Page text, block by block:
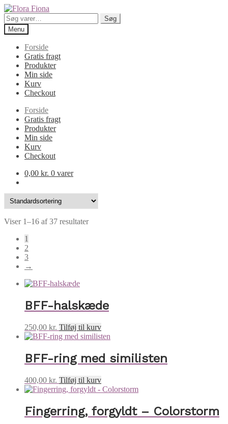
Spring
til
navigation
Spring
til
indhold
Søg
efter:
Søg
Menu
Forside
Gratis fragt
Produkter
Min side
Kurv
Checkout
Forside
Gratis fragt
Produkter
Min side
Kurv
Checkout
0,00 kr. 0 varer
Viser 1–16 af 37 resultater
1
2
3
→
BFF-halskæde
250,00 kr. Tilføj til kurv
BFF-ring med similisten
400,00 kr. Tilføj til kurv
Fingerring, forgyldt – Colorstorm